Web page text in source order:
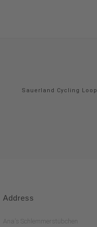
Sauerland Cycling Loop
Address
Ana's Schlemmerstübchen